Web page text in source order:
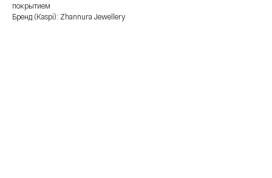
покрытием
Бренд (Kaspi): Zhannura Jewellery